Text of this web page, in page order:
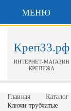
МЕНЮ
Креп33.рф
ИНТЕРНЕТ-МАГАЗИН
КРЕПЕЖА
Главная Каталог
Ключи трубчатые